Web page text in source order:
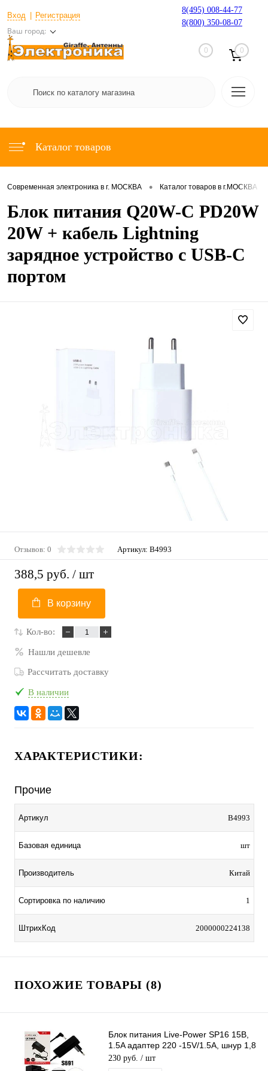
Вход Регистрация
Ваш город:
8(495) 008-44-77
8(800) 350-08-07
0 0
Каталог товаров
Современная электроника в г. МОСКВА • Каталог товаров в г.МОСКВА
Блок питания Q20W-C PD20W
20W + кабель Lightning
зарядное устройство с USB-C
портом
Отзывов: 0 Артикул: B4993
388,5 руб. / шт
В корзину
Кол-во:
Нашли дешевле
Рассчитать доставку
В наличии
ХАРАКТЕРИСТИКИ:
Прочие
Артикул B4993
Базовая единица шт
Производитель Китай
Сортировка по наличию 1
ШтрихКод 2000000224138
ПОХОЖИЕ ТОВАРЫ (8)
Блок питания Live-Power SP16 15В,
1.5A адаптер 220 -15V/1.5A, шнур 1,8
м, штекер 4,0*1,7 мм (черный)
230 руб. / шт